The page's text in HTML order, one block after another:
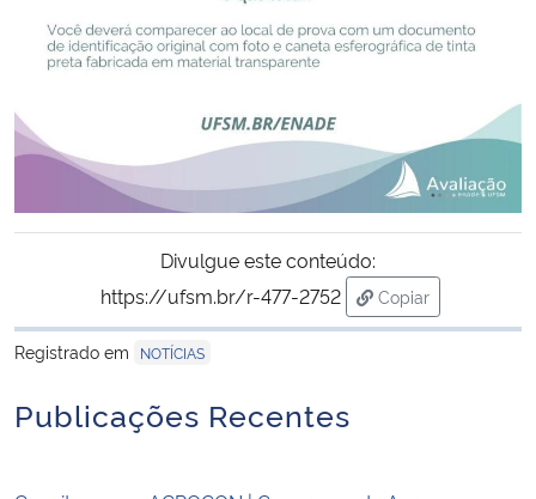
Ministério do Desenvolvimento Regional
Ministério da Mulher, da Família e dos Direitos Humanos
Secretaria-Geral
Gabinete de Segurança Institucional
Advocacia-Geral da União
Divulgue este conteúdo:
https://ufsm.br/r-477-2752
Copiar
para área de
Registrado em
NOTÍCIAS
Publicações Recentes